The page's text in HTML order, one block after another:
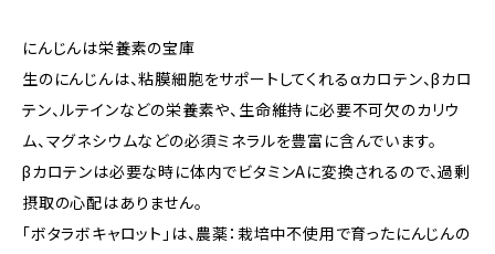
にんじんは栄養素の宝庫
生のにんじんは、粘膜細胞をサポートしてくれるαカロテン、βカロ
テン、ルテインなどの栄養素や、生命維持に必要不可欠のカリウ
ム、マグネシウムなどの必須ミネラルを豊富に含んでいます。
βカロテンは必要な時に体内でビタミンAに変換されるので、過剰
摂取の心配はありません。
「ボタラボキャロット」は、農薬：栽培中不使用で育ったにんじんの